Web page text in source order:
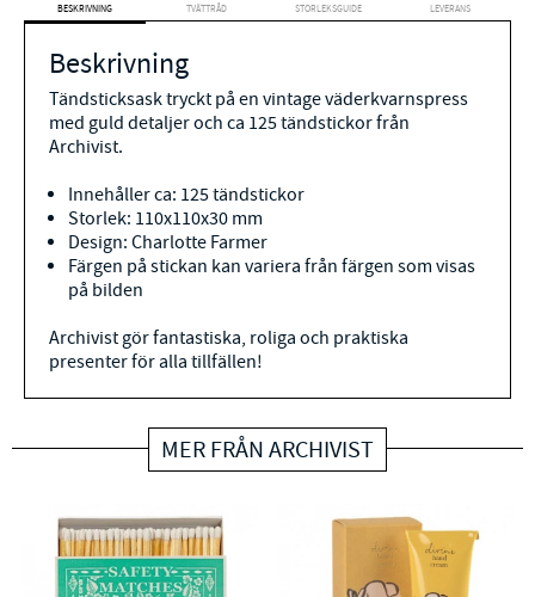
BESKRIVNING TVÄTTRÅD STORLEKSGUIDE LEVERANS
Beskrivning
Tändsticksask tryckt på en vintage väderkvarnspress
med guld detaljer och ca 125 tändstickor från
Archivist.
Innehåller ca: 125 tändstickor
Storlek: 110x110x30 mm
Design: Charlotte Farmer
Färgen på stickan kan variera från färgen som visas
på bilden
Archivist gör fantastiska, roliga och praktiska
presenter för alla tillfällen!
MER FRÅN ARCHIVIST